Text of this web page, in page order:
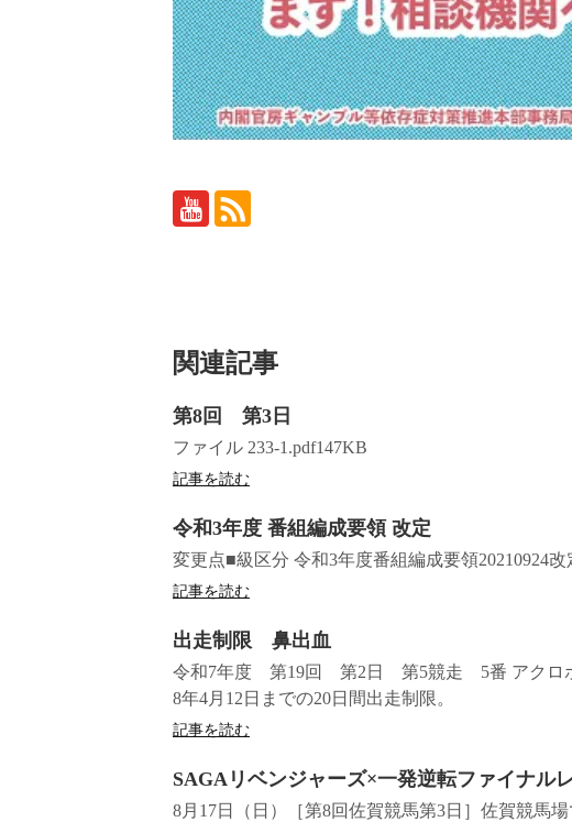
関連記事
第8回 第3日
ファイル 233-1.pdf147KB
記事を読む
令和3年度 番組編成要領 改定
変更点■級区分 令和3年度番組編成要領20210924
記事を読む
出走制限 鼻出血
令和7年度 第19回 第2日 第5競走 5番 アクロポ
8年4月12日までの20日間出走制限。
記事を読む
SAGAリベンジャーズ×一発逆転ファイナ
8月17日（日）［第8回佐賀競馬第3日］佐賀競馬